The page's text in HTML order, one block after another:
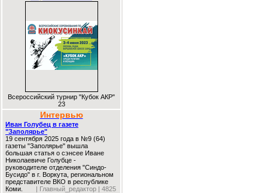
Всероссийский турнир "Кубок АКР"
23
Интервью
Иван Голубец в газете
"Заполярье"
19 сентября 2025 года в №9 (64)
газеты "Заполярье" вышла
большая статья о сэнсее Иване
Николаевиче Голубце -
руководителе отделения "Синдо-
Бусидо" в г. Воркута, региональном
представителе ВКО в республике
Коми.
| Главный_редактор | 4825